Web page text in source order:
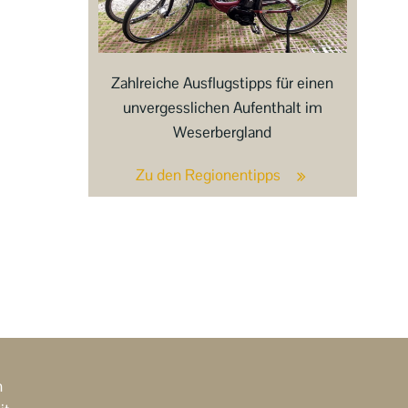
Zahlreiche Ausflugstipps für einen
unvergesslichen Aufenthalt im
Weserbergland
Zu den Regionentipps